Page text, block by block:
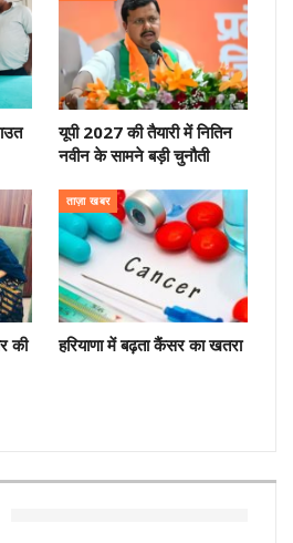
यूपी 2027 की तैयारी में नितिन
नवीन के सामने बड़ी चुनौती
की
ताज़ा खबर
हरियाणा में बढ़ता कैंसर का खतरा